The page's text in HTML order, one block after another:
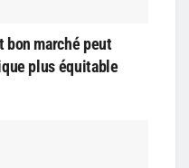
bon marché peut
plus équitable